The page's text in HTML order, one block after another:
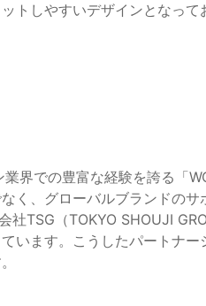
トしやすいデザインとなって
界での豊富な経験を誇る「
く、グローバルブランドの
TSG（TOKYO SHOUJI
います。こうしたパートナ